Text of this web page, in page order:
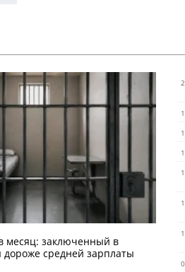
месяц: заключенный в
дороже средней зарплаты